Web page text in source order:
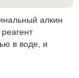
алкин
в воде, и